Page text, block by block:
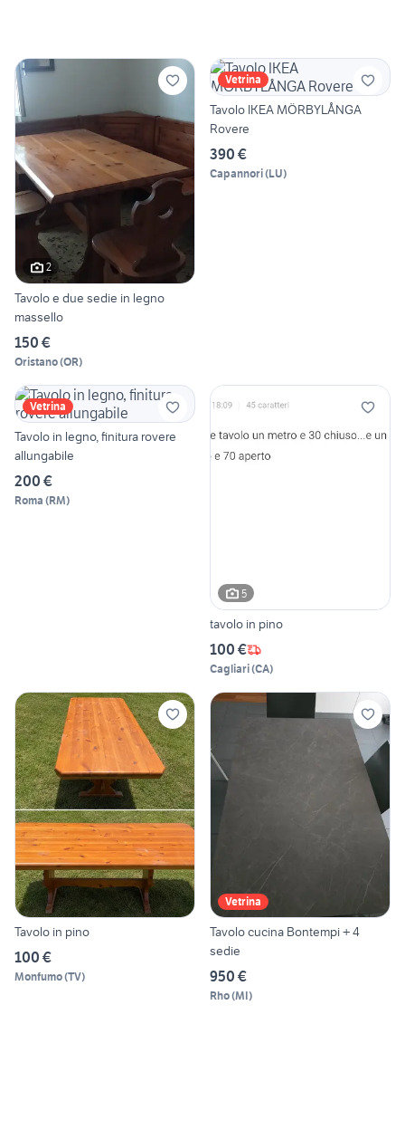
2
Tavolo e due sedie in legno
massello
150 €
Oristano(OR)
Vetrina
Tavolo IKEA MÖRBYLÅNGA
Rovere
390 €
Capannori(LU)
Vetrina
Tavolo in legno, finitura rovere
allungabile
200 €
Roma (RM)
5
tavolo in pino
100 €
Cagliari(CA)
Tavolo in pino
100 €
Monfumo(TV)
Vetrina
Tavolo cucina Bontempi + 4
sedie
950 €
Rho(MI)